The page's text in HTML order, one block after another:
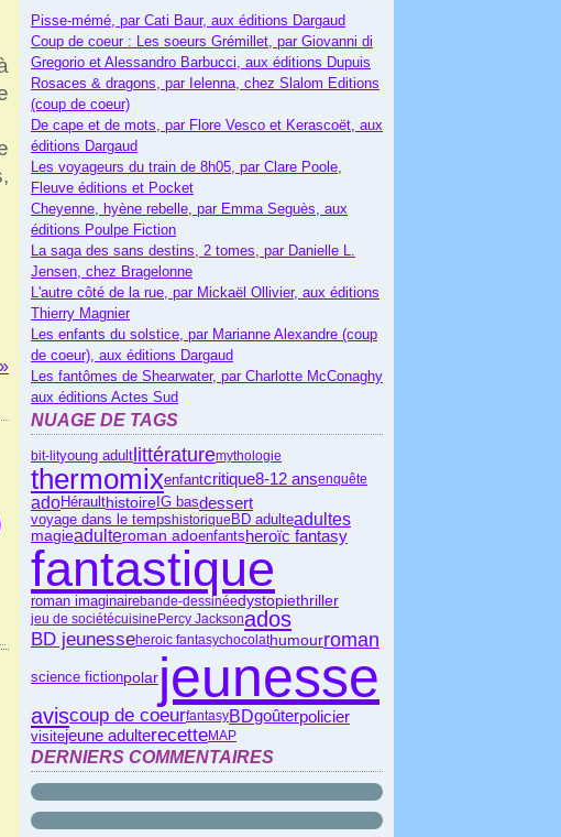
Pisse-mémé, par Cati Baur, aux éditions Dargaud
Coup de coeur : Les soeurs Grémillet, par Giovanni di
Gregorio et Alessandro Barbucci, aux éditions Dupuis
Rosaces & dragons, par Ielenna, chez Slalom Editions
(coup de coeur)
De cape et de mots, par Flore Vesco et Kerascoët, aux
éditions Dargaud
Les voyageurs du train de 8h05, par Clare Poole,
Fleuve éditions et Pocket
Cheyenne, hyène rebelle, par Emma Seguès, aux
éditions Poulpe Fiction
La saga des sans destins, 2 tomes, par Danielle L.
Jensen, chez Bragelonne
L'autre côté de la rue, par Mickaël Ollivier, aux éditions
Thierry Magnier
Les enfants du solstice, par Marianne Alexandre (coup
de coeur), aux éditions Dargaud
Les fantômes de Shearwater, par Charlotte McConaghy
aux éditions Actes Sud
NUAGE DE TAGS
bit-lityoung adult littératuremythologie
thermomixenfantcritique8-12 ansenquête
adoHéraulthistoire IG basdessert
voyage dans le tempshistorique BD adulteadultes
magieadulteroman adoenfantsheroïc fantasy
fantastique
roman imaginairebande-dessinéedystopiethriller
jeu de sociétécuisine Percy Jacksonados
BD jeunesseheroic fantasychocolathumourroman
science fictionpolarjeunesse
aviscoup de coeurfantasyBDgoûterpolicier
visitejeune adulterecetteMAP
DERNIERS COMMENTAIRES